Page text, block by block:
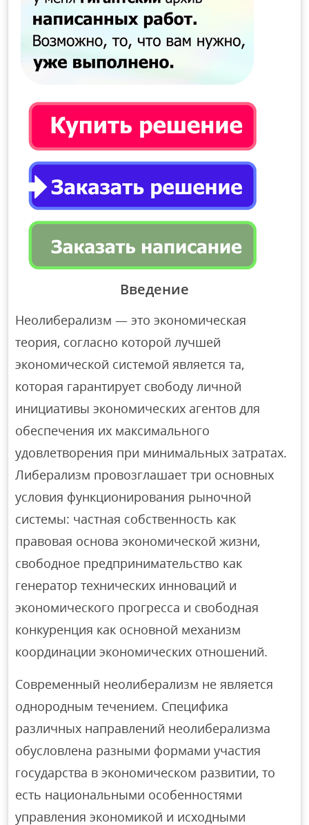
Введение
Неолиберализм — это экономическая
теория, согласно которой лучшей
экономической системой является та,
которая гарантирует свободу личной
инициативы экономических агентов для
обеспечения их максимального
удовлетворения при минимальных затратах.
Либерализм провозглашает три основных
условия функционирования рыночной
системы: частная собственность как
правовая основа экономической жизни,
свободное предпринимательство как
генератор технических инноваций и
экономического прогресса и свободная
конкуренция как основной механизм
координации экономических отношений.
Современный неолиберализм не является
однородным течением. Специфика
различных направлений неолиберализма
обусловлена разными формами участия
государства в экономическом развитии, то
есть национальными особенностями
управления экономикой и исходными